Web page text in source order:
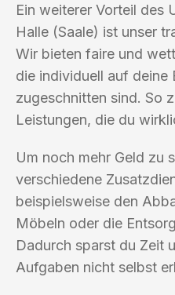
Ein weiterer Vorteil des
Halle (Saale) ist unser
Wir bieten faire und
die individuell auf deine
zugeschnitten sind. So
Leistungen, die du
Um noch mehr Geld zu
verschiedene
beispielsweise den
Möbeln oder die
Dadurch sparst du Zeit
Aufgaben nicht selbst